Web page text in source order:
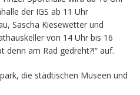
der IGS ab 11 Uhr
Sascha Kiesewetter und
von 14 Uhr bis 16
denn am Rad gedreht?!“ auf.
die städtischen Museen und